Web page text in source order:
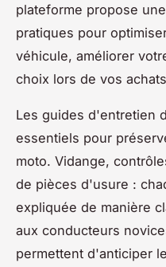
plateforme propose
pratiques pour
véhicule, améliorer
choix lors de vos
Les guides d'entretien
essentiels pour
moto. Vidange,
de pièces d'usure :
expliquée de manière
aux conducteurs
permettent d'anticiper